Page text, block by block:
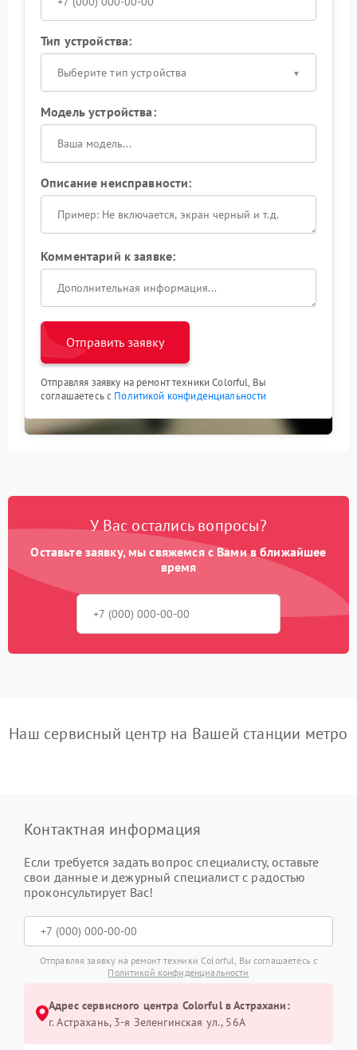
Тип устройства:
Выберите тип устройства
Модель устройства:
Описание неисправности:
Комментарий к заявке:
Отправить заявку
Отправляя заявку на ремонт техники Colorful, Вы
соглашаетесь с Политикой конфиденциальности
У Вас остались вопросы?
Оставьте заявку, мы свяжемся с Вами в ближайшее
время
Наш сервисный центр на Вашей станции метро
Контактная информация
Если требуется задать вопрос специалисту, оставьте
свои данные и дежурный специалист с радостью
проконсультирует Вас!
Отправляя заявку на ремонт техники Colorful, Вы соглашаетесь с
Политикой конфиденциальности
Адрес сервисного центра Colorful в Астрахани:
г. Астрахань, 3-я Зеленгинская ул., 56А